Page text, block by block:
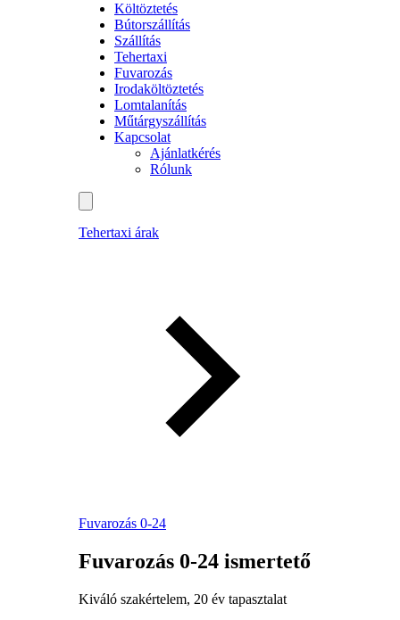
Költöztetés
Bútorszállítás
Szállítás
Tehertaxi
Fuvarozás
Irodaköltöztetés
Lomtalanítás
Műtárgyszállítás
Kapcsolat
Ajánlatkérés
Rólunk
Tehertaxi árak
Fuvarozás 0-24
Fuvarozás 0-24 ismertető
Kiváló szakértelem, 20 év tapasztalat